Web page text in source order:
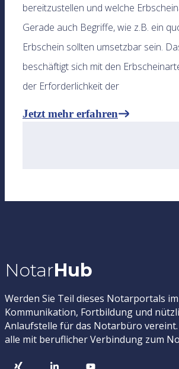
bereitzustellen und welche
Gerade auch Begriffe, wie z.B. ein
Erbschein sollten umsetzbar sein.
beschäftigt sich mit den
der Erforderlichkeit der
Jetzt mehr erfahren
NotarHub
Werden Sie Teil dieses Notarportals
Kommunikation, Fortbildung und
Anlaufstelle für das Notarbüro
alle mit beruflicher Verbindung zum